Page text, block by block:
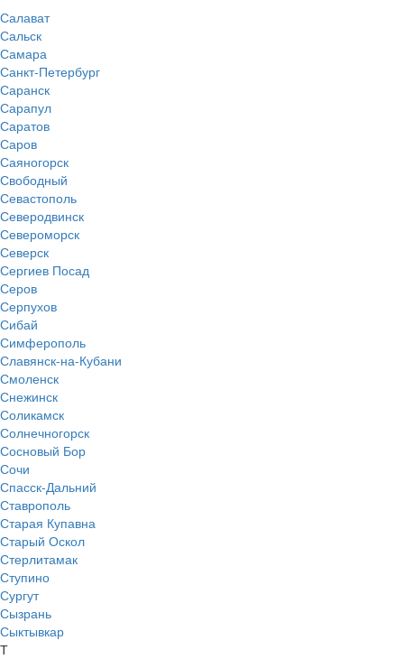
Салават
Сальск
Самара
Санкт-Петербург
Саранск
Сарапул
Саратов
Саров
Саяногорск
Свободный
Севастополь
Северодвинск
Североморск
Северск
Сергиев Посад
Серов
Серпухов
Сибай
Симферополь
Славянск-на-Кубани
Смоленск
Снежинск
Соликамск
Солнечногорск
Сосновый Бор
Сочи
Спасск-Дальний
Ставрополь
Старая Купавна
Старый Оскол
Стерлитамак
Ступино
Сургут
Сызрань
Сыктывкар
Т